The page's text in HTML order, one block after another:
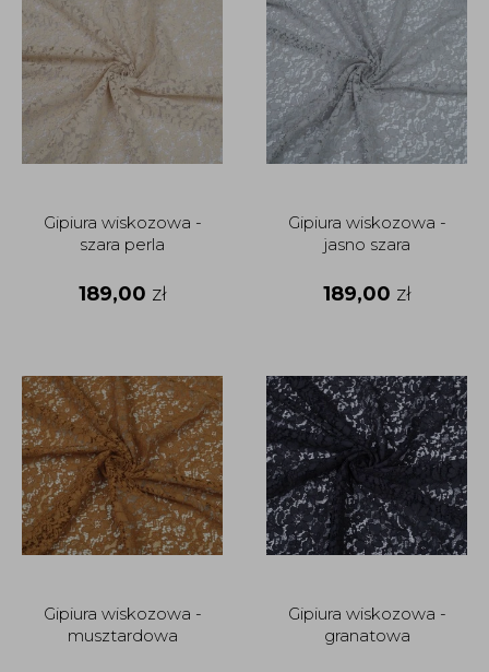
Gipiura wiskozowa -
szara perla
189,00 zł
Gipiura wiskozowa -
jasno szara
189,00 zł
Gipiura wiskozowa -
musztardowa
Gipiura wiskozowa -
granatowa